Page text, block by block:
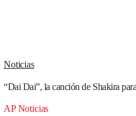
Noticias
“Dai Dai”, la canción de Shakira
AP Noticias